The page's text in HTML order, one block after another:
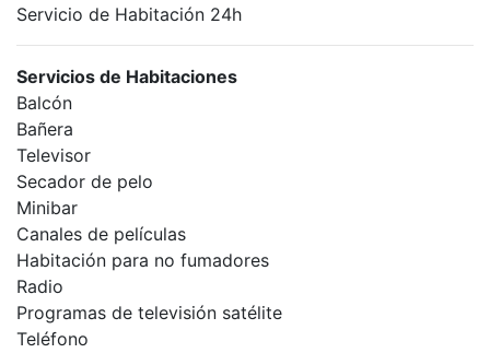
Servicio de Habitación 24h
Servicios de Habitaciones
Balcón
Bañera
Televisor
Secador de pelo
Minibar
Canales de películas
Habitación para no fumadores
Radio
Programas de televisión satélite
Teléfono